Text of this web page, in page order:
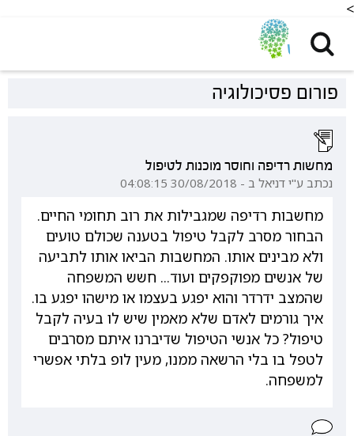
<
פורום פסיכולוגיה
מחשות רדיפה וחוסר מוכנות לטיפול
נכתב ע"י דניאל ב - 30/08/2018 04:08:15
מחשבות רדיפה שמגבילות את רוב תחומי החיים.
הבחור מסרב לקבל טיפול בטענה שכולם טועים
ולא מבינים אותו. המחשבות הביאו אותו לתביעה
של אנשים מפוקפקים ועוד... חשש המשפחה
שהמצב ידרדר והוא יפגע בעצמו או מישהו יפגע בו.
איך גורמים לאדם שלא מאמין שיש לו בעיה לקבל
טיפול? כל אנשי הטיפול שדיברנו איתם מסרבים
לטפל בו בלי הרשאה ממנו, מעין לופ בלתי אפשרי
למשפחה.